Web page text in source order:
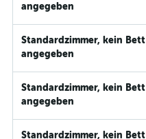
angegeben
Standardzimmer, kein Bett
angegeben
Standardzimmer, kein Bett
angegeben
Standardzimmer, kein Bett